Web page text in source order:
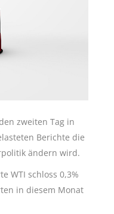
zweiten Tag in
Berichte die
ändern wird.
WTI schloss 0,3%
in diesem Monat